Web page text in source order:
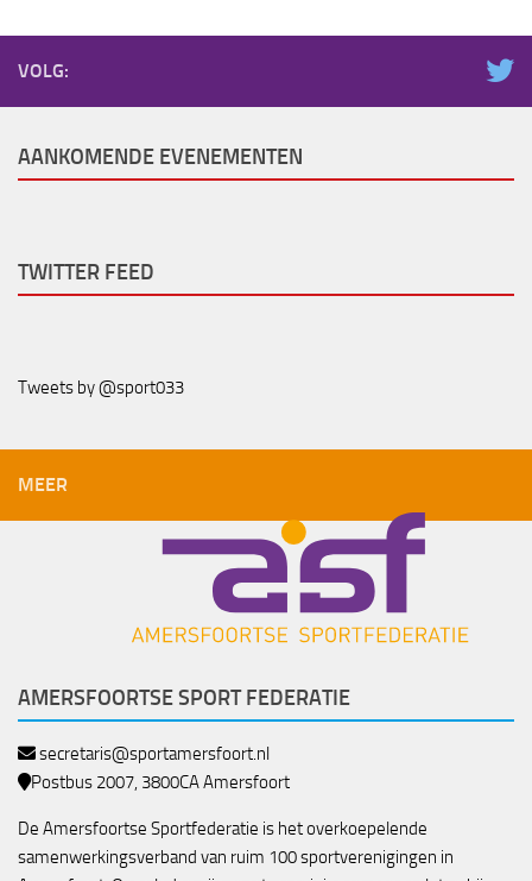
VOLG:
AANKOMENDE EVENEMENTEN
TWITTER FEED
Tweets by @sport033
MEER
AMERSFOORTSE SPORT FEDERATIE
secretaris@sportamersfoort.nl
Postbus 2007, 3800CA Amersfoort
De Amersfoortse Sportfederatie is het overkoepelende
samenwerkingsverband van ruim 100 sportverenigingen in